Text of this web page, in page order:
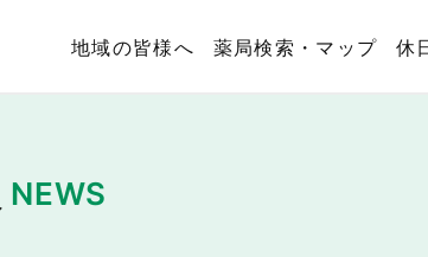
地域の皆様へ 薬局検索・マップ 休
NEWS